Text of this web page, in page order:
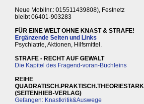
Neue Mobilnr.: 015511439808), Festnetz
bleibt 06401-903283
FÜR EINE WELT OHNE KNAST & STRAFE!
Ergänzende Seiten und Links
Psychiatrie, Aktionen, Hilfsmittel.
STRAFE - RECHT AUF GEWALT
Die Kapitel des Fragend-voran-Büchleins
REIHE
QUADRATISCH.PRAKTISCH.THEORIESTARK
(SEITENHIEB-VERLAG)
Gefangen: Knastkritik&Auswege